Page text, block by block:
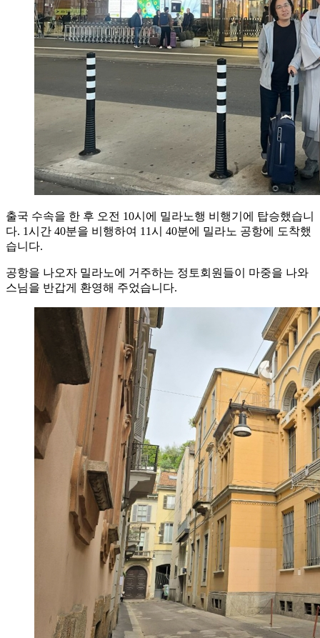
출국 수속을 한 후 오전 10시에 밀라노행 비행기에 탑승했습니
다. 1시간 40분을 비행하여 11시 40분에 밀라노 공항에 도착했
습니다.
공항을 나오자 밀라노에 거주하는 정토회원들이 마중을 나와
스님을 반갑게 환영해 주었습니다.